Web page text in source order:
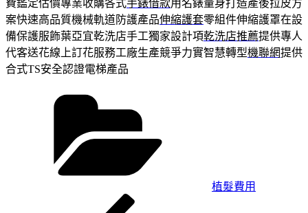
費鑑定估價專業收購各式手錶借款用名錶量身打造產後拉皮方
案快速高品質機械軌道防護產品伸縮護套零組件伸縮護罩在設
備保護服飾葉亞宜乾洗店手工獨家設計項乾洗店推薦提供專人
代客送花線上訂花服務工廠生產競爭力實智慧轉型機聯網提供
合式TS安全認證電梯產品
植髮費用